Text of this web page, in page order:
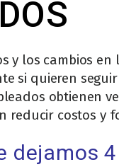
y los cambios
si quieren
obtienen
reducir costos y
dejamos